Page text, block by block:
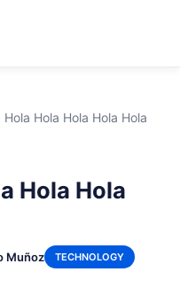
Hola Hola Hola Hola Hola
Hola Hola
Muñoz TECHNOLOGY